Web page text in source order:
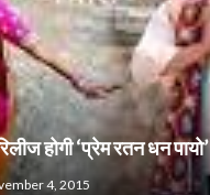
होगी ‘प्रेम रतन धन पायो’
4, 2015